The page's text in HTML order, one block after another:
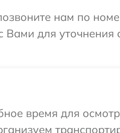
нам по
Вами для
время для